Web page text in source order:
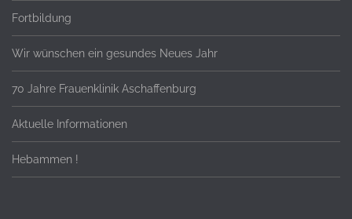
Fortbildung
Wir wünschen ein gesundes Neues Jahr
70 Jahre Frauenklinik Aschaffenburg
Aktuelle Informationen
Hebammen !